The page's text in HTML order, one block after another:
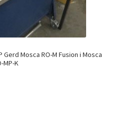
Mosca RO-M Fusion i Mosca
MP-K